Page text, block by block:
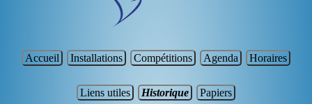
Accueil Installations Compétitions Agenda Horaires
Liens utiles Historique Papiers